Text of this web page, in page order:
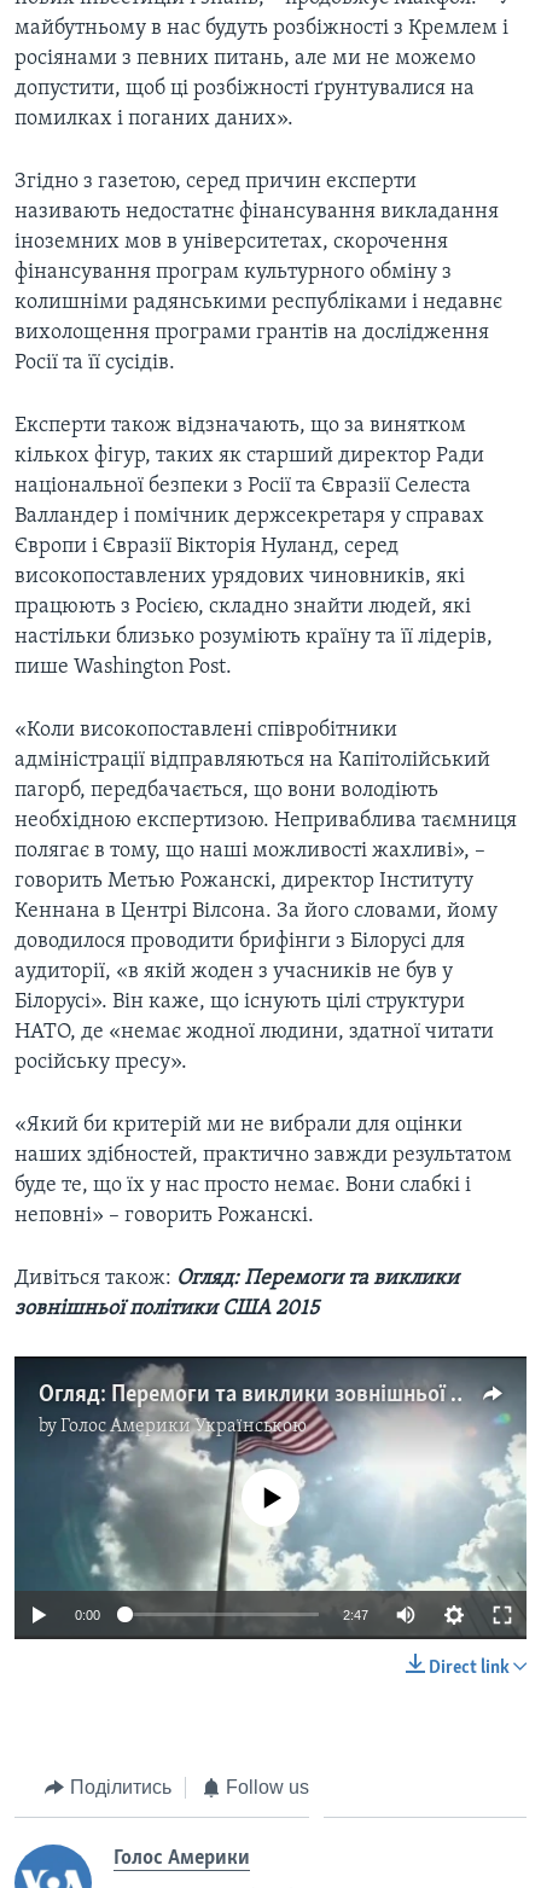
майбутньому в нас будуть розбіжності з Кремлем і
росіянами з певних питань, але ми не можемо
допустити, щоб ці розбіжності ґрунтувалися на
помилках і поганих даних».
Згідно з газетою, серед причин експерти
називають недостатнє фінансування викладання
іноземних мов в університетах, скорочення
фінансування програм культурного обміну з
колишніми радянськими республіками і недавнє
вихолощення програми грантів на дослідження
Росії та її сусідів.
Експерти також відзначають, що за винятком
кількох фігур, таких як старший директор Ради
національної безпеки з Росії та Євразії Селеста
Валландер і помічник держсекретаря у справах
Європи і Євразії Вікторія Нуланд, серед
високопоставлених урядових чиновників, які
працюють з Росією, складно знайти людей, які
настільки близько розуміють країну та її лідерів,
пише Washington Post.
«Коли високопоставлені співробітники
адміністрації відправляються на Капітолійський
пагорб, передбачається, що вони володіють
необхідною експертизою. Неприваблива таємниця
полягає в тому, що наші можливості жахливі», –
говорить Метью Рожанскі, директор Інституту
Кеннана в Центрі Вілсона. За його словами, йому
доводилося проводити брифінги з Білорусі для
аудиторії, «в якій жоден з учасників не був у
Білорусі». Він каже, що існують цілі структури
НАТО, де «немає жодної людини, здатної читати
російську пресу».
«Який би критерій ми не вибрали для оцінки
наших здібностей, практично завжди результатом
буде те, що їх у нас просто немає. Вони слабкі і
неповні» – говорить Рожанскі.
Дивіться також: Огляд: Перемоги та виклики
зовнішньої політики США 2015
Огляд: Перемоги та виклики зовнішньої політики США 2015. Відео
byГолос Америки Українською
No media source currently available
0:00 2:47
Direct link
Поділитись Follow us
Голос Америки